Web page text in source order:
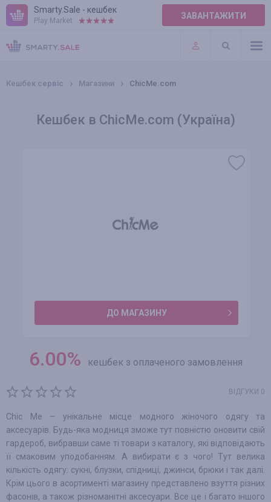
Smarty.Sale - кешбек
Play Market: ЗАВАНТАЖИТИ
ПРАВИЛА
ПЛАГІНИ
Кешбек сервіс Магазини ChicMe.com
Кешбек в ChicMe.com (Україна)
ДО МАГАЗИНУ
6.00% кешбек з оплаченого замовлення
ВІДГУКИ 0
Chic Me – унікальне місце модного жіночого одягу та
аксесуарів. Будь-яка модниця зможе тут повністю оновити свій
гардероб, вибравши саме ті товари з каталогу, які відповідають
її смаковим уподобанням. А вибирати є з чого! Тут велика
кількість одягу: сукні, блузки, спідниці, джинси, брюки і так далі.
Крім цього в асортименті магазину представлено взуття різних
фасонів, а також різноманітні аксесуари. Все це і багато іншого